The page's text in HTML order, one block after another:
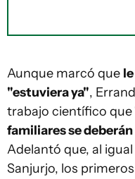
Aunque marcó que
"estuviera ya",
trabajo científico que
familiares se
Adelantó que, al
Sanjurjo, los